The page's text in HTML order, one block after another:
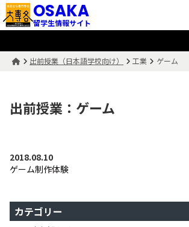
OSAKA
留学生情報サイト
出前授業（日本語学校向け） 工業 ゲーム
出前授業：ゲーム
2018.08.10
ゲーム制作体験
カテゴリー